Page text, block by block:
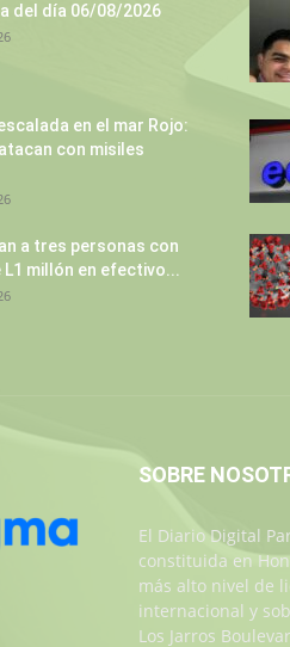
del día 06/08/2026
en el mar Rojo:
con misiles
a tres personas con
L1 millón en efectivo...
SOBRE
El Diario Digital
constituida en
más alto nivel de
internacional y
Los Jarros